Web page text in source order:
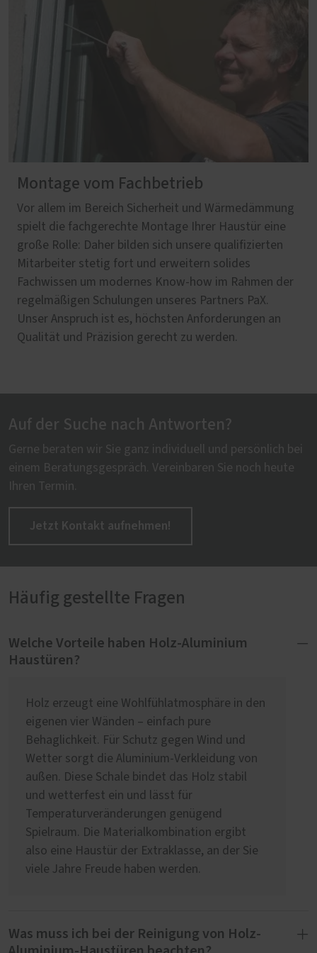
Montage vom Fachbetrieb
Vor allem im Bereich Sicherheit und Wärmedämmung
spielt die fachgerechte Montage Ihrer Haustür eine
große Rolle: Daher bilden sich unsere qualifizierten
Mitarbeiter stetig fort und erweitern solides
Fachwissen um modernes Know-how im Rahmen der
regelmäßigen Schulungen unseres Partners PaX.
Unser Anspruch ist es, höchsten Anforderungen an
Qualität und Präzision gerecht zu werden.
Auf der Suche nach Antworten?
Gerne beraten wir Sie ganz individuell und persönlich bei
einem Beratungsgespräch. Vereinbaren Sie noch heute
Ihren Termin.
Jetzt Kontakt aufnehmen!
Häufig gestellte Fragen
Welche Vorteile haben Holz-Aluminium
Haustüren?
Holz erzeugt eine Wohlfühlatmosphäre in den
eigenen vier Wänden – einfach pure
Behaglichkeit. Für Schutz gegen Wind und
Wetter sorgt die Aluminium-Verkleidung von
außen. Diese Schale bindet das Holz stabil
und wetterfest ein und lässt für
Temperaturveränderungen genügend
Spielraum. Die Materialkombination ergibt
also eine Haustür der Extraklasse, an der Sie
viele Jahre Freude haben werden.
Was muss ich bei der Reinigung von Holz-